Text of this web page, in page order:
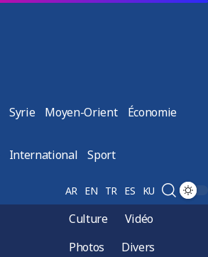
Syrie Moyen-Orient Économie
International Sport
AR EN TR ES KU
Culture
Vidéo
Photos
Divers